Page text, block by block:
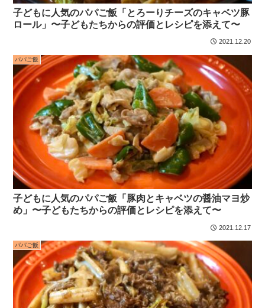
子どもに人気のパパご飯「とろーりチーズのキャベツ豚
ロール」〜子どもたちからの評価とレシピを添えて〜
2021.12.20
パパご飯
子どもに人気のパパご飯「豚肉とキャベツの醤油マヨ炒
め」〜子どもたちからの評価とレシピを添えて〜
2021.12.17
パパご飯